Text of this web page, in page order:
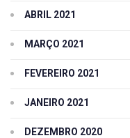
ABRIL 2021
MARÇO 2021
FEVEREIRO 2021
JANEIRO 2021
DEZEMBRO 2020